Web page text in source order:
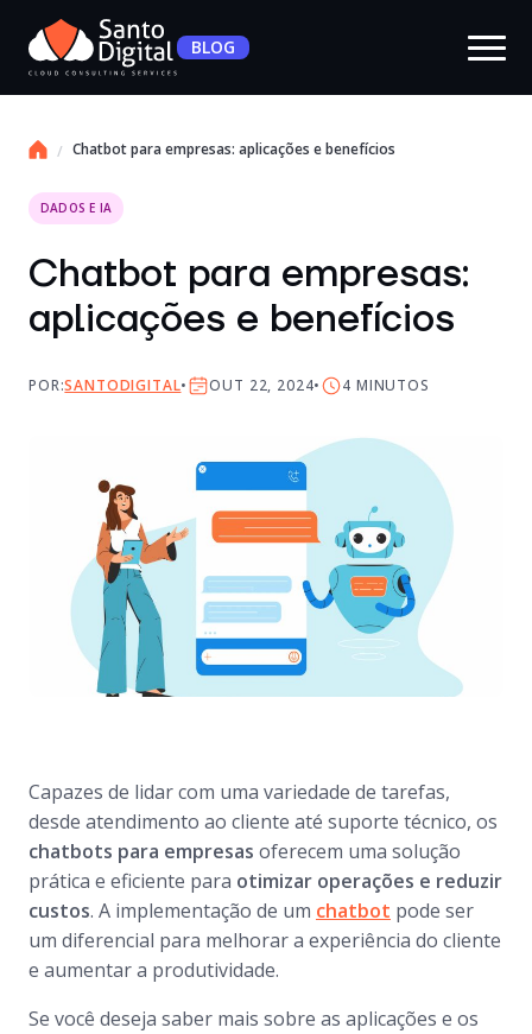
BLOG
Chatbot para empresas: aplicações e benefícios
DADOS E IA
Chatbot para empresas:
aplicações e benefícios
POR:SANTODIGITAL OUT 22, 2024 4 MINUTOS
Capazes de lidar com uma variedade de tarefas,
desde atendimento ao cliente até suporte técnico, os
chatbots para empresas oferecem uma solução
prática e eficiente para otimizar operações e reduzir
custos. A implementação de um chatbot pode ser
um diferencial para melhorar a experiência do cliente
e aumentar a produtividade.
Se você deseja saber mais sobre as aplicações e os